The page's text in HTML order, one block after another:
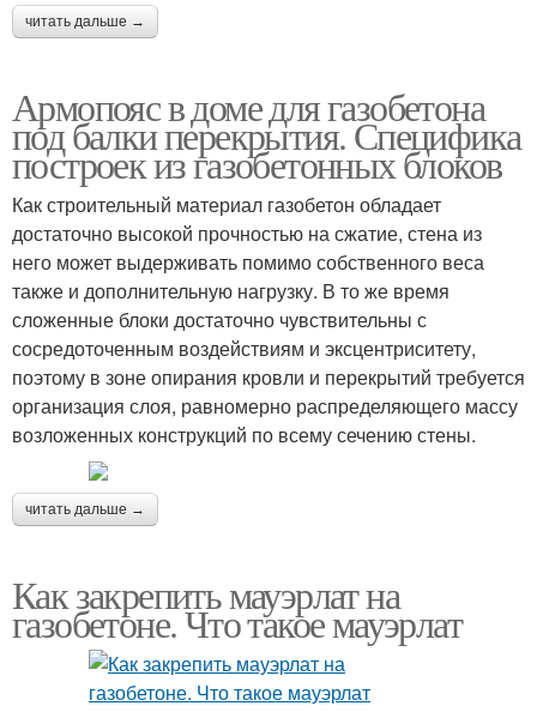
читать дальше →
Армопояс в доме для газобетона
под балки перекрытия. Специфика
построек из газобетонных блоков
Как строительный материал газобетон обладает
достаточно высокой прочностью на сжатие, стена из
него может выдерживать помимо собственного веса
также и дополнительную нагрузку. В то же время
сложенные блоки достаточно чувствительны с
сосредоточенным воздействиям и эксцентриситету,
поэтому в зоне опирания кровли и перекрытий требуется
организация слоя, равномерно распределяющего массу
возложенных конструкций по всему сечению стены.
читать дальше →
Как закрепить мауэрлат на
газобетоне. Что такое мауэрлат